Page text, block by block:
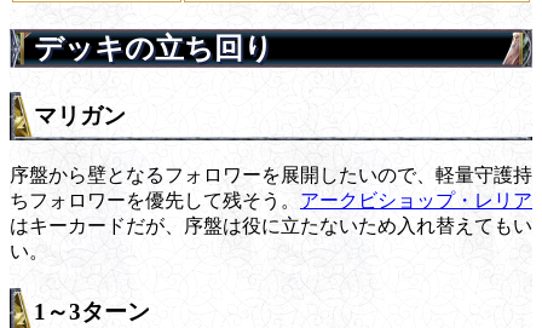
デッキの立ち回り
マリガン
序盤から壁となるフォロワーを展開したいので、軽量守護持
ちフォロワーを優先して残そう。 アークビショップ・レリア
はキーカードだが、序盤は役に立たないため入れ替えてもい
い。
1～3ターン